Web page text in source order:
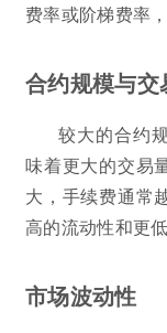
费率或阶梯费率
合约规模与交
较大的合约
味着更大的交易
大，手续费通常
高的流动性和更
市场波动性